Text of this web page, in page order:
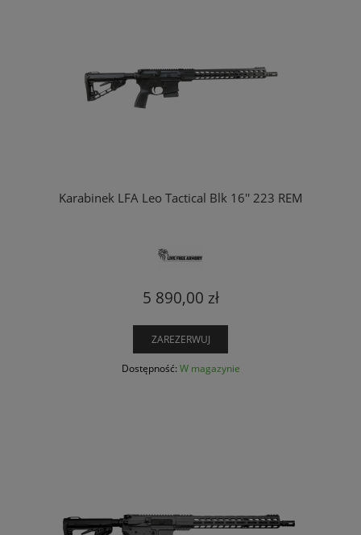
Karabinek LFA Leo Tactical Blk 16'' 223 REM
5 890,00 zł
ZAREZERWUJ
Dostępność: W magazynie